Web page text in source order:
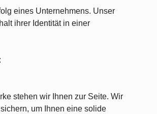
eines Unternehmens. Unser
ihrer Identität in einer
stehen wir Ihnen zur Seite. Wir
um Ihnen eine solide